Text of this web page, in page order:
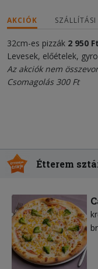
AKCIÓK SZÁLLÍTÁSI
32cm-es pizzák 2 950 Ft
Levesek, előételek,
Az akciók nem
Csomagolás 300 Ft
Étterem